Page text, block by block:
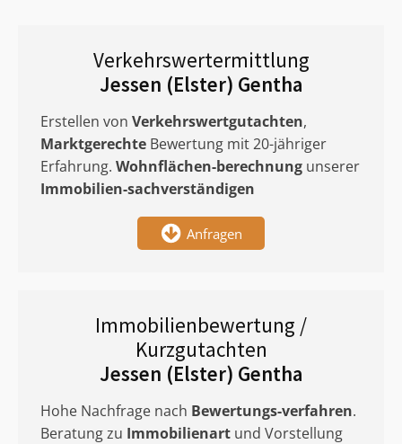
Verkehrswertermittlung
Jessen (Elster) Gentha
Erstellen von Verkehrswertgutachten,
Marktgerechte Bewertung mit 20-jähriger
Erfahrung. Wohnflächen-berechnung unserer
Immobilien-sachverständigen
Anfragen
Immobilienbewertung /
Kurzgutachten
Jessen (Elster) Gentha
Hohe Nachfrage nach Bewertungs-verfahren.
Beratung zu Immobilienart und Vorstellung